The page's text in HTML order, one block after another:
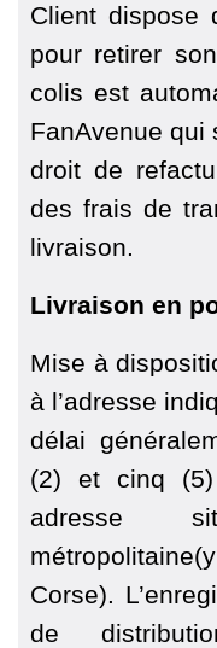
Client dispose
pour retirer
colis est
FanAvenue qui
droit de
des frais de
livraison.
Livraison en
Mise à
à l’adresse
délai
(2) et cinq
adresse
Corse).
de